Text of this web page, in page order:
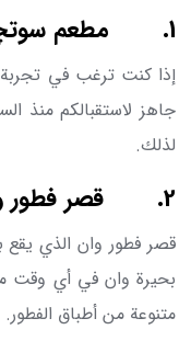
1. مطعم
إذا كنت ترغب في
جاهز لاستقبالكم منذ
لذلك.
2. قصر فطور
قصر فطور وان الذي
بحيرة وان في أي وقت
متنوعة من أطباق الفطور.